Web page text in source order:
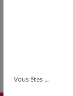
Vous êtes ...